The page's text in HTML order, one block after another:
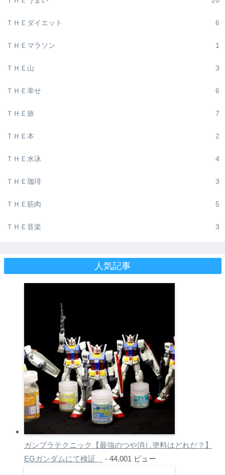
ＴＨＥダイエット 6
ＴＨＥマラソン 1
ＴＨＥ山 3
ＴＨＥ幸せ 6
ＴＨＥ旅 7
ＴＨＥ本 2
ＴＨＥ水泳 4
ＴＨＥ珈琲 3
ＴＨＥ筋肉 5
ＴＨＥ音楽 3
人気記事
ガンプラテクニック【最強のつや消し塗料はどれだ？】
EGガンダムにて検証
- 44,001 ビュー